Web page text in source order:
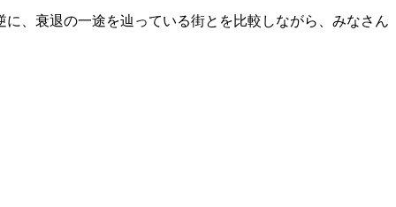
、衰退の一途を辿っている街とを比較しながら、みなさん